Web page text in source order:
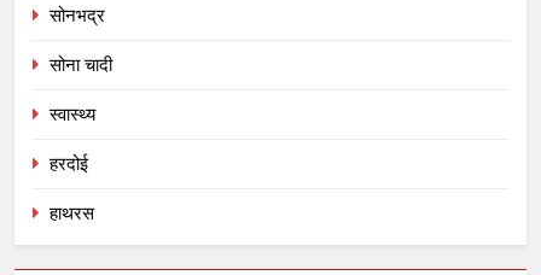
सोनभद्र
सोना चादी
स्वास्थ्य
हरदोई
हाथरस